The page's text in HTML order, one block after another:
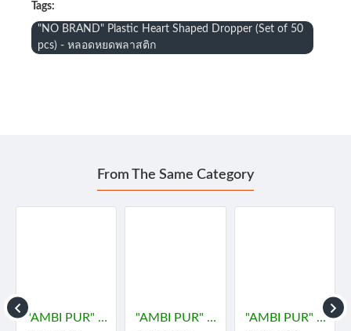
Tags:
"NO BRAND" Plastic Heart Shaped Dropper (Set of 50
pcs) - หลอดหยดพลาสติก
From The Same Category
"AMBI PUR" Gel Fresh Air Fresheners Refreshing - LEMON (180 grams)
"AMBI PUR" Room Fresh Gel - DOWNY MYSTIQUE (180 grams) - "แอมมิเพอร์" เจลเฟรช กลิ่นมีสทีค
"AMBI PUR" Room Fresh Gel - Premium PASSION Parfum (180 grams) - "แอมมิเพอร์" เจลเฟรช กลิ่นดาวน์นี่แพชชั่น